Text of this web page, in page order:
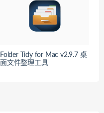
Folder Tidy for Mac v2.9.7 桌
面文件整理工具